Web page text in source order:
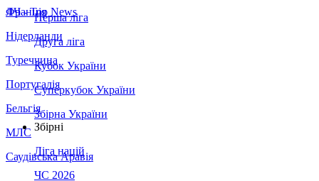
Франція
Нідерланди
Туреччина
Португалія
Бельгія
МЛС
Саудівська Аравія
ЛЧ - Top News
Перша ліга
Друга ліга
Кубок України
Суперкубок України
Збірна України
Збірні
Ліга націй
ЧС 2026